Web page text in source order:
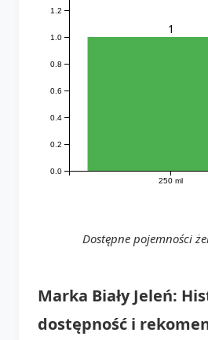
250 ml
0.0
0.2
0.4
0.6
0.8
1.0
1.2
1
Dostępne pojemności
Marka Biały Jeleń:
dostępność i